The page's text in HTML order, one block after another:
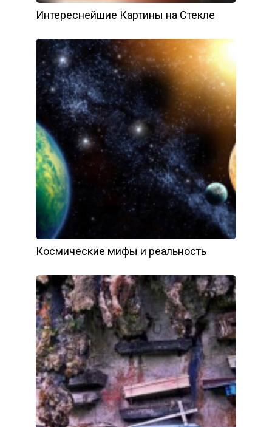
Интереснейшие Картины на Стекле
Космические мифы и реальность